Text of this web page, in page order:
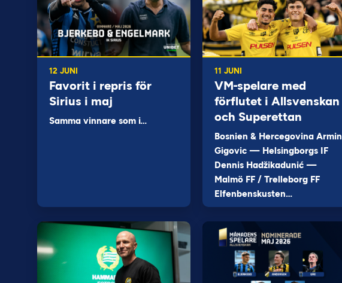
12 JUNI
Favorit i repris för
Sirius i maj
Samma vinnare som i…
11 JUNI
VM-spelare med
förflutet i Allsvenskan
och Superettan
Bosnien & Hercegovina Armin
Gigovic — Helsingborgs IF
Dennis Hadžikadunić —
Malmö FF / Trelleborg FF
Elfenbenskusten…